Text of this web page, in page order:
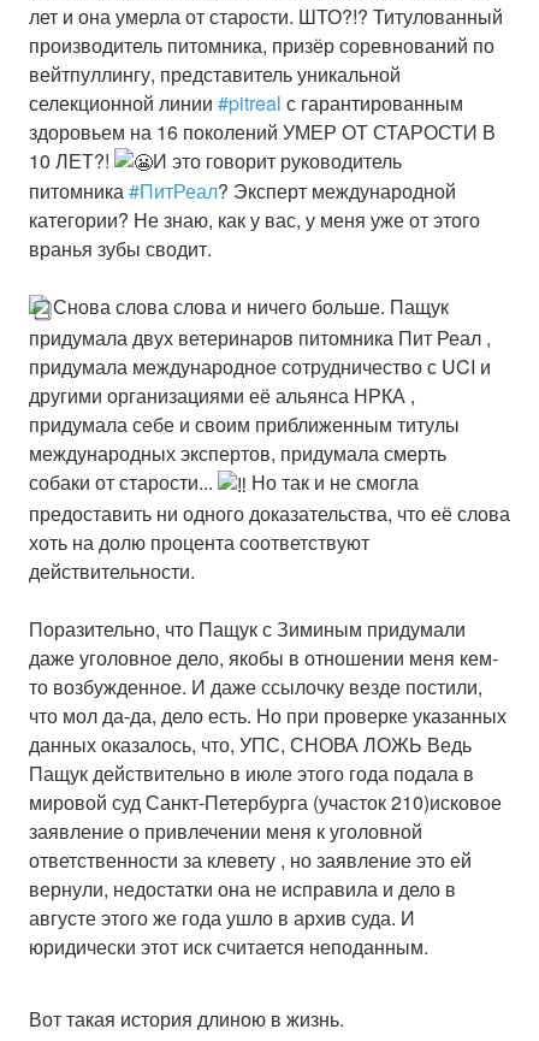
лет и она умерла от старости. ШТО?!? Титулованный
производитель питомника, призёр соревнований по
вейтпуллингу, представитель уникальной
селекционной линии #pitreal с гарантированным
здоровьем на 16 поколений УМЕР ОТ СТАРОСТИ В
10 ЛЕТ?!
И это говорит руководитель
питомника#ПитРеал? Эксперт международной
категории? Не знаю, как у вас, у меня уже от этого
вранья зубы сводит.
Снова слова слова и ничего больше. Пащук
придумала двух ветеринаров питомника Пит Реал ,
придумала международное сотрудничество с UCI и
другими организациями её альянса НРКА ,
придумала себе и своим приближенным титулы
международных экспертов, придумала смерть
собаки от старости...
Но так и не смогла
предоставить ни одного доказательства, что её слова
хоть на долю процента соответствуют
действительности.
Поразительно, что Пащук с Зиминым придумали
даже уголовное дело, якобы в отношении меня кем-
то возбужденное. И даже ссылочку везде постили,
что мол да-да, дело есть. Но при проверке указанных
данных оказалось, что, УПС, СНОВА ЛОЖЬ Ведь
Пащук действительно в июле этого года подала в
мировой суд Санкт-Петербурга (участок 210)исковое
заявление о привлечении меня к уголовной
ответственности за клевету , но заявление это ей
вернули, недостатки она не исправила и дело в
августе этого же года ушло в архив суда. И
юридически этот иск считается неподанным.
Вот такая история длиною в жизнь.